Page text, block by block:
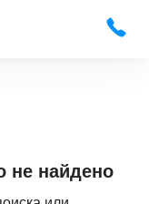
не найдено